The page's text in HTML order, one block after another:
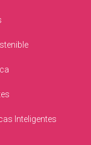
Inteligentes